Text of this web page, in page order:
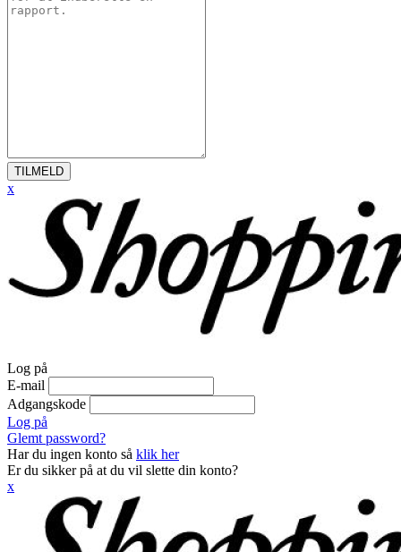
TILMELD
x
Log på
E-mail
Adgangskode
Log på
Glemt password?
Har du ingen konto så klik her
Er du sikker på at du vil slette din konto?
x